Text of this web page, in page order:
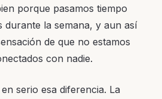
porque pasamos tiempo
durante la semana, y aun así
de que no estamos
con nadie.
serio esa diferencia. La